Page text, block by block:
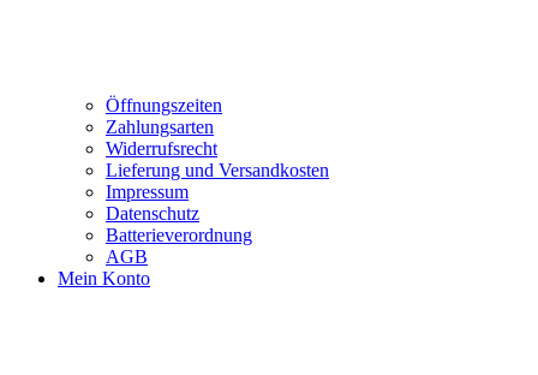
Öffnungszeiten
Zahlungsarten
Widerrufsrecht
Lieferung und Versandkosten
Impressum
Datenschutz
Batterieverordnung
AGB
Mein Konto